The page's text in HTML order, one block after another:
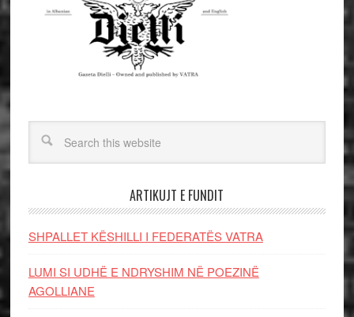
ARTIKUJT E FUNDIT
SHPALLET KËSHILLI I FEDERATËS VATRA
LUMI SI UDHË E NDRYSHIM NË POEZINË
AGOLLIANE